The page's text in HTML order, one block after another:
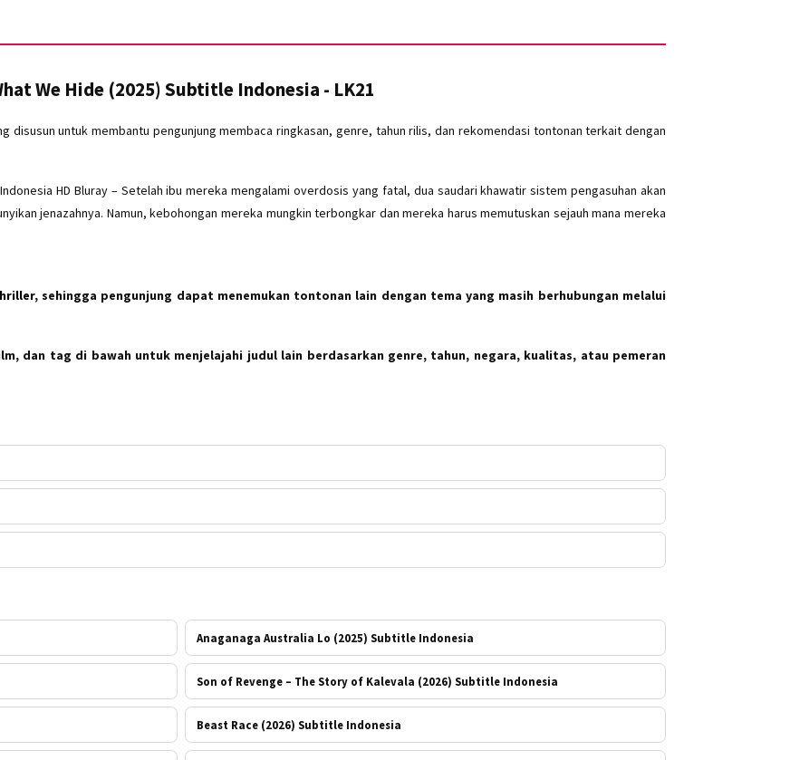
We Hide (2025) Subtitle Indonesia - LK21
disusun untuk membantu pengunjung membaca ringkasan, genre, tahun rilis, dan rekomendasi tontonan terkait dengan
HD Bluray – Setelah ibu mereka mengalami overdosis yang fatal, dua saudari khawatir sistem pengasuhan akan
jenazahnya. Namun, kebohongan mereka mungkin terbongkar dan mereka harus memutuskan sejauh mana mereka
, sehingga pengunjung dapat menemukan tontonan lain dengan tema yang masih berhubungan melalui
dan tag di bawah untuk menjelajahi judul lain berdasarkan genre, tahun, negara, kualitas, atau pemeran
Anaganaga Australia Lo (2025) Subtitle Indonesia
Son of Revenge – The Story of Kalevala (2026) Subtitle Indonesia
Beast Race (2026) Subtitle Indonesia